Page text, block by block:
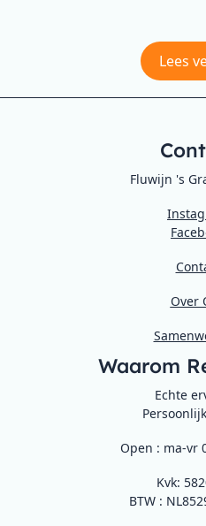
Lees
Fluwijn 's
Over
Waarom
Echte
Open : ma-vr
Kvk:
BTW :